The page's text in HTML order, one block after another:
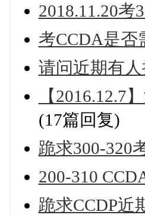
2018.11.20考
考CCDA是否
请问近期有
【2016.12.7
(17篇回复)
跪求300-320
200-310
跪求CCDP近